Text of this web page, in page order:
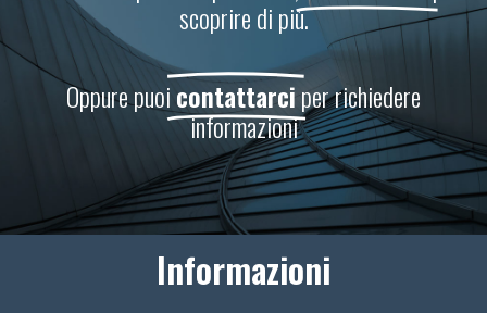
scoprire di più.
Oppure puoicontattarciper richiedere
informazioni
Informazioni